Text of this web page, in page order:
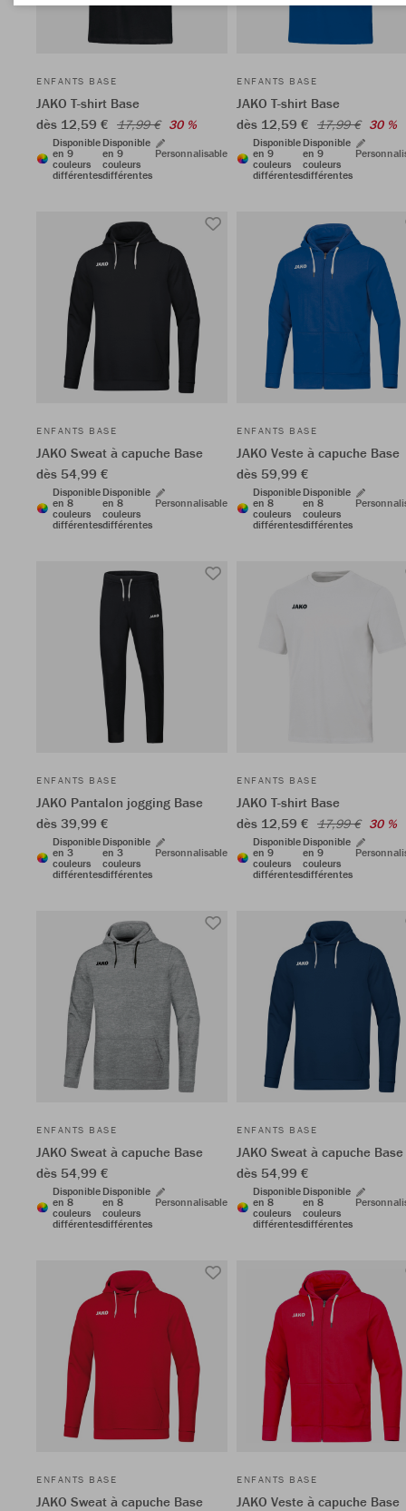
ENFANTS BASE
JAKO T-shirt Base
dès 12,59 € 17,99 € 30 %
Disponible
en 9
couleurs
différentes
Disponible
en 9
couleurs
différentes
Personnalisable
ENFANTS BASE
JAKO T-shirt Base
dès 12,59 € 17,99 € 30 %
Disponible
en 9
couleurs
différentes
Disponible
en 9
couleurs
différentes
ENFANTS BASE
JAKO Sweat à capuche Base
dès 54,99 €
Disponible
en 8
couleurs
différentes
Disponible
en 8
couleurs
différentes
Personnalisable
ENFANTS BASE
JAKO Veste à capuche Base
dès 59,99 €
Disponible
en 8
couleurs
différentes
Disponible
en 8
couleurs
différentes
ENFANTS BASE
JAKO Pantalon jogging Base
dès 39,99 €
Disponible
en 3
couleurs
différentes
Disponible
en 3
couleurs
différentes
Personnalisable
ENFANTS BASE
JAKO T-shirt Base
dès 12,59 € 17,99 € 30 %
Disponible
en 9
couleurs
différentes
Disponible
en 9
couleurs
différentes
ENFANTS BASE
JAKO Sweat à capuche Base
dès 54,99 €
Disponible
en 8
couleurs
différentes
Disponible
en 8
couleurs
différentes
Personnalisable
ENFANTS BASE
JAKO Sweat à capuche Base
dès 54,99 €
Disponible
en 8
couleurs
différentes
Disponible
en 8
couleurs
différentes
ENFANTS BASE
JAKO Sweat à capuche Base
ENFANTS BASE
JAKO Veste à capuche Base